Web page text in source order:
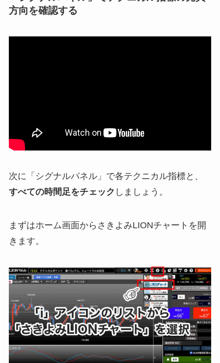
方向を確認する
次に「シグナルパネル」で各テクニカル指標と、
すべての時間足をチェック しましょう。
まずはホーム画面からさきよみLIONチャートを開
きます。